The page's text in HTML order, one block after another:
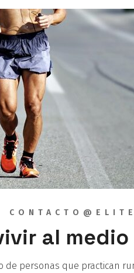
al
de personas que practican